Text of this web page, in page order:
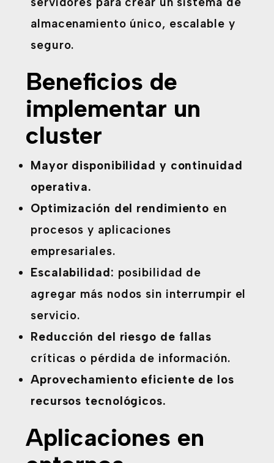
almacenamiento único, escalable y
seguro.
Beneficios de
implementar un
cluster
Mayor disponibilidad y continuidad
operativa.
Optimización del rendimiento en
procesos y aplicaciones
empresariales.
Escalabilidad: posibilidad de
agregar más nodos sin interrumpir el
servicio.
Reducción del riesgo de fallas
críticas o pérdida de información.
Aprovechamiento eficiente de los
recursos tecnológicos.
Aplicaciones en